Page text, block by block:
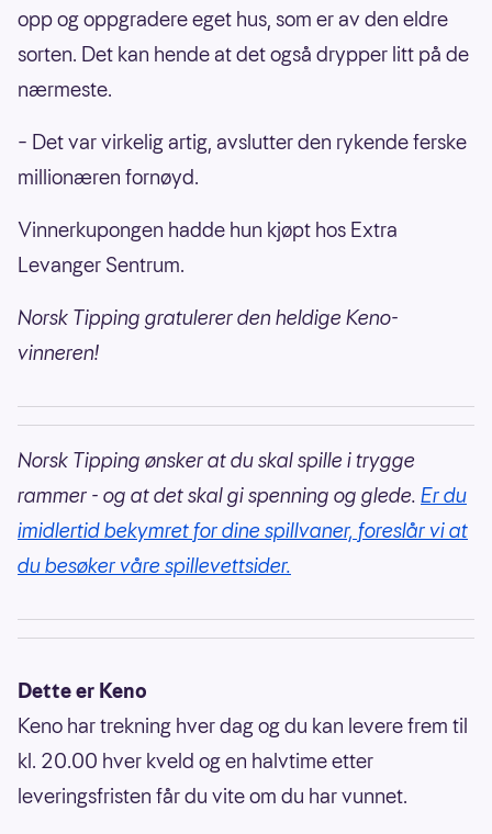
opp og oppgradere eget hus, som er av den eldre
sorten. Det kan hende at det også drypper litt på de
nærmeste.
– Det var virkelig artig, avslutter den rykende ferske
millionæren fornøyd.
Vinnerkupongen hadde hun kjøpt hos Extra
Levanger Sentrum.
Norsk Tipping gratulerer den heldige Keno-
vinneren!
Norsk Tipping ønsker at du skal spille i trygge
rammer - og at det skal gi spenning og glede. Er du
imidlertid bekymret for dine spillvaner, foreslår vi at
du besøker våre spillevettsider.
Dette er Keno
Keno har trekning hver dag og du kan levere frem til
kl. 20.00 hver kveld og en halvtime etter
leveringsfristen får du vite om du har vunnet.